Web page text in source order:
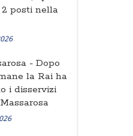
posti nella
- Dopo
la Rai ha
i disservizi